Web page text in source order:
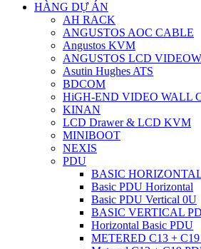
HÀNG DỰ ÁN
AH RACK
ANGUSTOS AOC CABLE
Angustos KVM
ANGUSTOS LCD
Asutin Hughes ATS
BDCOM
HiGH-END VIDEO WALL
KINAN
LCD Drawer & LCD KVM
MINIBOOT
NEXIS
PDU
BASIC
Basic PDU Horizontal
Basic PDU Vertical 0U
BASIC VERTICAL
Horizontal Basic PDU
METERED C13 +